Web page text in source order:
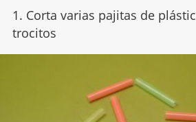
1. Corta varias pajitas de
trocitos